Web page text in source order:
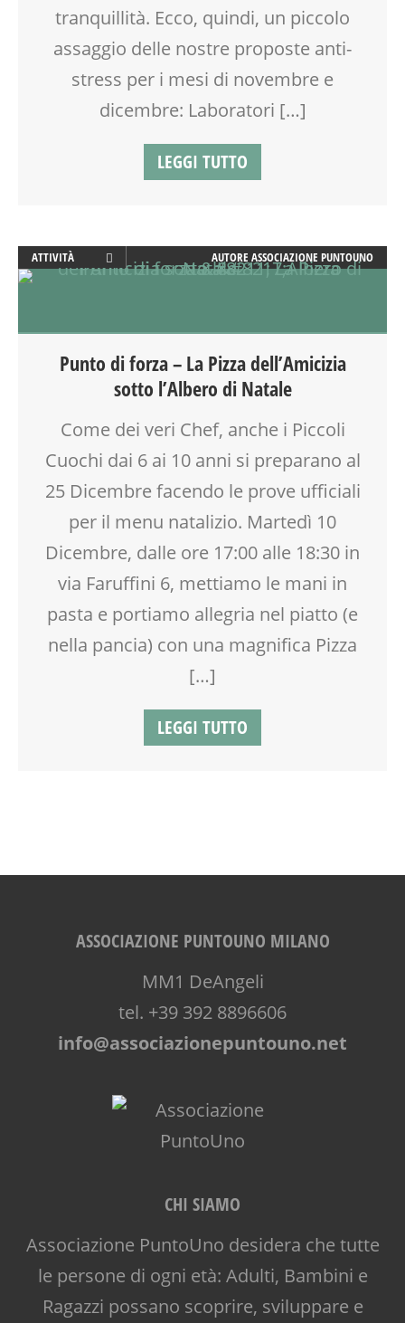
PEDAGOGIA
RIEQUILIBRIO ENERGETICO
SOCIALIZZAZIONE
tranquillità. Ecco, quindi, un piccolo
assaggio delle nostre proposte anti-
stress per i mesi di novembre e
dicembre: Laboratori […]
LEGGI TUTTO
ATTIVITÀ
CREATIVITÀ
LABORATORIO
TEMPO LIBERO
VIA FARUFFINI
AUTORE ASSOCIAZIONE PUNTOUNO
Punto di forza – La Pizza dell’Amicizia
sotto l’Albero di Natale
Come dei veri Chef, anche i Piccoli
Cuochi dai 6 ai 10 anni si preparano al
25 Dicembre facendo le prove ufficiali
per il menu natalizio. Martedì 10
Dicembre, dalle ore 17:00 alle 18:30 in
via Faruffini 6, mettiamo le mani in
pasta e portiamo allegria nel piatto (e
nella pancia) con una magnifica Pizza
[…]
LEGGI TUTTO
ASSOCIAZIONE PUNTOUNO MILANO
MM1 DeAngeli
tel. +39 392 8896606
info@associazionepuntouno.net
CHI SIAMO
Associazione PuntoUno desidera che tutte
le persone di ogni età: Adulti, Bambini e
Ragazzi possano scoprire, sviluppare e